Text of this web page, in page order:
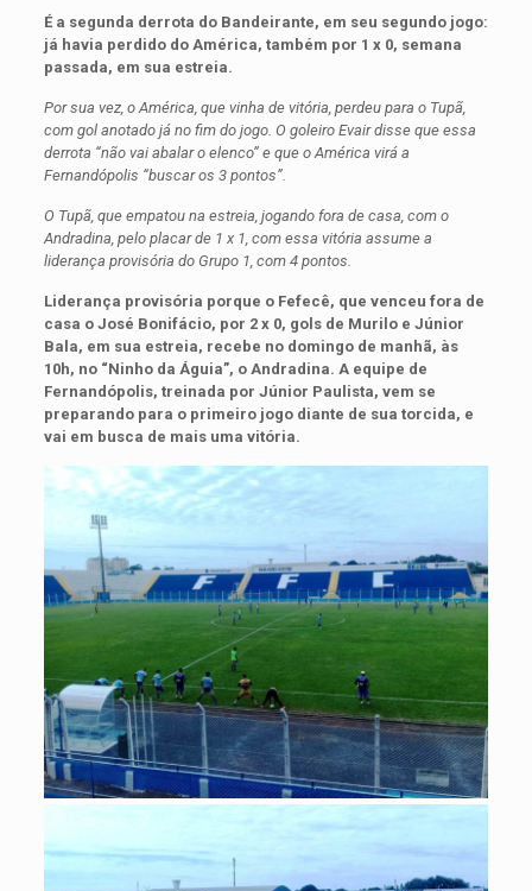
É a segunda derrota do Bandeirante, em seu segundo jogo:
já havia perdido do América, também por 1 x 0, semana
passada, em sua estreia.
Por sua vez, o América, que vinha de vitória, perdeu para o Tupã,
com gol anotado já no fim do jogo. O goleiro Evair disse que essa
derrota “não vai abalar o elenco” e que o América virá a
Fernandópolis “buscar os 3 pontos”.
O Tupã, que empatou na estreia, jogando fora de casa, com o
Andradina, pelo placar de 1 x 1, com essa vitória assume a
liderança provisória do Grupo 1, com 4 pontos.
Liderança provisória porque o Fefecê, que venceu fora de
casa o José Bonifácio, por 2 x 0, gols de Murilo e Júnior
Bala, em sua estreia, recebe no domingo de manhã, às
10h, no “Ninho da Águia”, o Andradina. A equipe de
Fernandópolis, treinada por Júnior Paulista, vem se
preparando para o primeiro jogo diante de sua torcida, e
vai em busca de mais uma vitória.